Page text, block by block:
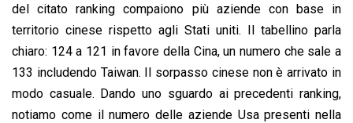
del citato ranking compaiono più aziende con base in
territorio cinese rispetto agli Stati uniti. Il tabellino parla
chiaro: 124 a 121 in favore della Cina, un numero che sale a
133 includendo Taiwan. Il sorpasso cinese non è arrivato in
modo casuale. Dando uno sguardo ai precedenti ranking,
notiamo come il numero delle aziende Usa presenti nella